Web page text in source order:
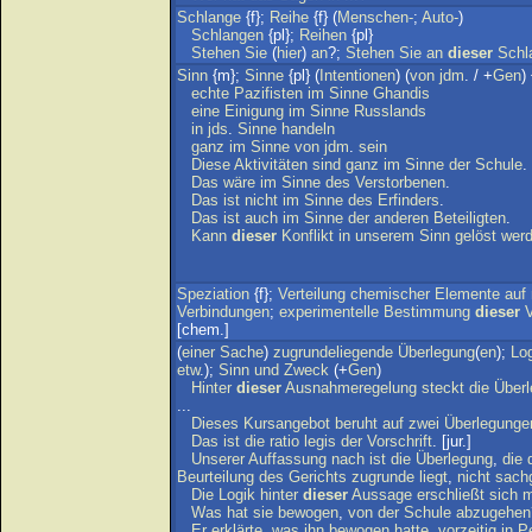
Schlange {f}; Reihe {f} (Menschen-; Auto-)
Schlangen {pl}; Reihen {pl}
Stehen Sie (hier) an?; Stehen Sie an dieser
Sinn {m}; Sinne {pl} ( Intentionen) (von jdm. / +Gen)
echte Pazifisten im Sinne Ghandis
eine Einigung im Sinne Russlands
in jds. Sinne handeln
ganz im Sinne von jdm. sein
Diese Aktivitäten sind ganz im Sinne der Schule.
Das wäre im Sinne des Verstorbenen.
Das ist nicht im Sinne des Erfinders.
Das ist auch im Sinne der anderen Beteiligten.
Kann dieser Konflikt in unserem Sinn gelöst
Speziation {f}; Verteilung chemischer Elemente auf
Verbindungen; experimentelle Bestimmung dieser
[chem.]
(einer Sache) zugrundeliegende Überlegung(en);
etw.); Sinn und Zweck (+Gen)
Hinter dieser Ausnahmeregelung steckt die
...
Dieses Kursangebot beruht auf zwei
Das ist die ratio legis der Vorschrift. [jur.]
Unserer Auffassung nach ist die Überlegung, die
Beurteilung des Gerichts zugrunde liegt, nicht
Die Logik hinter dieser Aussage erschließt sich
Was hat sie bewogen, von der Schule abzugehen